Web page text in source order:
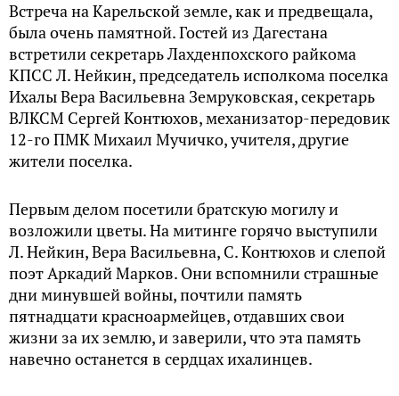
Встреча на Карельской земле, как и предвещала,
была очень памятной. Гостей из Дагестана
встретили секретарь Лахденпохского райкома
КПСС Л. Нейкин, председатель исполкома поселка
Ихалы Вера Васильевна Земруковская, секретарь
ВЛКСМ Сергей Контюхов, механизатор-передовик
12-го ПМК Михаил Мучичко, учителя, другие
жители поселка.
Первым делом посетили братскую могилу и
возложили цветы. На митинге горячо выступили
Л. Нейкин, Вера Васильевна, С. Контюхов и слепой
поэт Аркадий Марков. Они вспомнили страшные
дни минувшей войны, почтили память
пятнадцати красноармейцев, отдавших свои
жизни за их землю, и заверили, что эта память
навечно останется в сердцах ихалинцев.